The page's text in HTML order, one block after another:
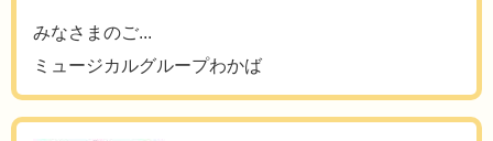
みなさまのご...
ミュージカルグループわかば